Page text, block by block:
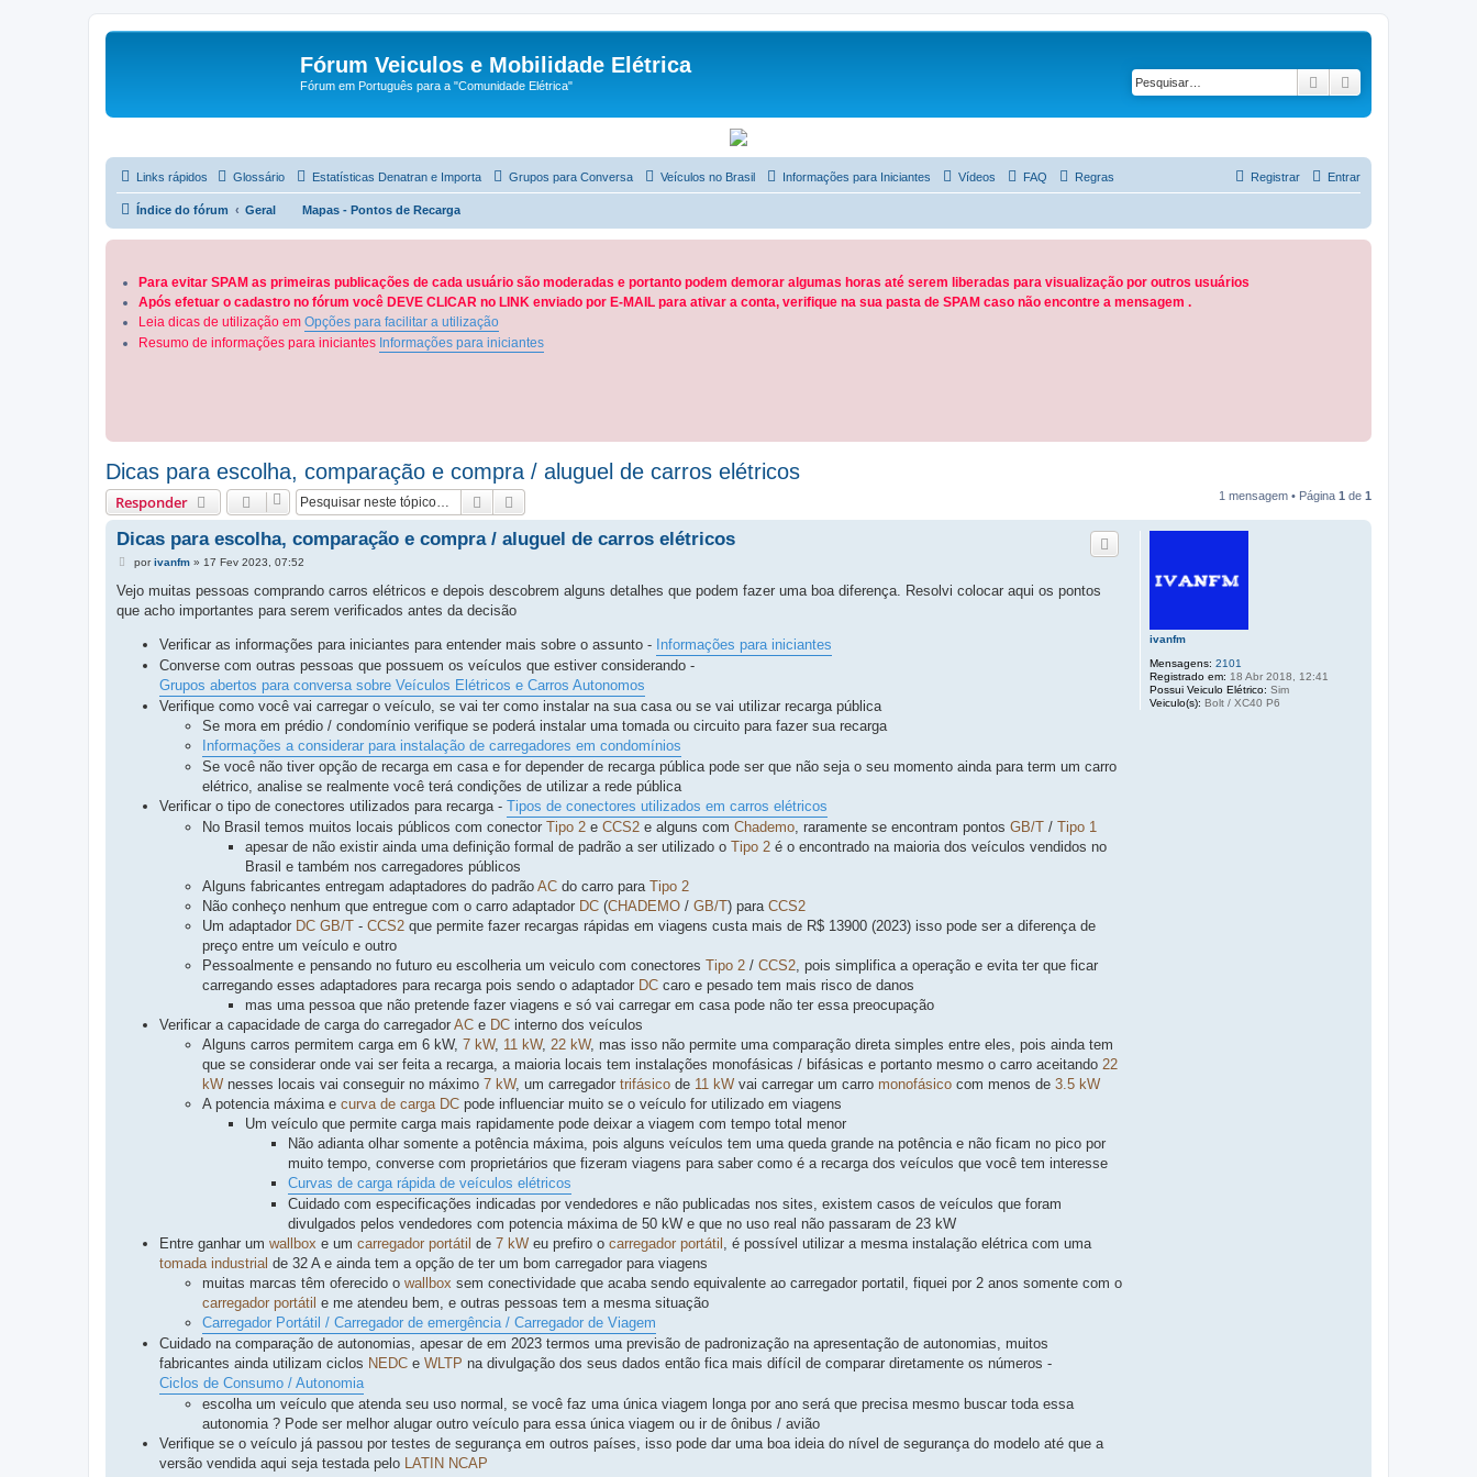
Fórum Veiculos e Mobilidade Elétrica
Fórum em Português para a "Comunidade Elétrica" Pesquisar
Links rápidos Glossário Estatísticas Denatran e Importa Grupos para Conversa Veículos no Brasil Informações para Iniciantes Vídeos FAQ Regras Entrar
Registrar
Índice do fórum Geral Mapas - Pontos de Recarga
Para evitar SPAM as primeiras publicações de cada usuário são moderadas e portanto podem demorar algumas horas até serem liberadas para visualização por outros usuários
Após efetuar o cadastro no fórum você DEVE CLICAR no LINK enviado por E-MAIL para ativar a conta, verifique na sua pasta de SPAM caso não encontre a mensagem .
Leia dicas de utilização em Opções para facilitar a utilização
Resumo de informações para iniciantes Informações para iniciantes
Dicas para escolha, comparação e compra / aluguel de carros elétricos
Responder Pesquisar 1 mensagem • Página 1 de 1
ivanfm
Mensagens: 2101
Registrado em: 18 Abr 2018, 12:41
Possui Veiculo Elétrico: Sim
Veiculo(s): Bolt / XC40 P6
Dicas para escolha, comparação e compra / aluguel de carros elétricos
M
n
s
a
porivanfm» 17 Fev 2023, 07:52
Vejo muitas pessoas comprando carros elétricos e depois descobrem alguns detalhes que podem fazer uma boa diferença. Resolvi colocar aqui os pontos
que acho importantes para serem verificados antes da decisão
Verificar as informações para iniciantes para entender mais sobre o assunto - Informações para iniciantes
Converse com outras pessoas que possuem os veículos que estiver considerando -
Grupos abertos para conversa sobre Veículos Elétricos e Carros Autonomos
Verifique como você vai carregar o veículo, se vai ter como instalar na sua casa ou se vai utilizar recarga pública
Se mora em prédio / condomínio verifique se poderá instalar uma tomada ou circuito para fazer sua recarga
Informações a considerar para instalação de carregadores em condomínios
Se você não tiver opção de recarga em casa e for depender de recarga pública pode ser que não seja o seu momento ainda para term um carro
elétrico, analise se realmente você terá condições de utilizar a rede pública
Verificar o tipo de conectores utilizados para recarga - Tipos de conectores utilizados em carros elétricos
No Brasil temos muitos locais públicos com conector Tipo 2 e CCS2 e alguns com Chademo, raramente se encontram pontos GB/T / Tipo 1
apesar de não existir ainda uma definição formal de padrão a ser utilizado o Tipo 2 é o encontrado na maioria dos veículos vendidos no
Brasil e também nos carregadores públicos
Alguns fabricantes entregam adaptadores do padrão AC do carro para Tipo 2
Não conheço nenhum que entregue com o carro adaptador DC (CHADEMO / GB/T) para CCS2
Um adaptador DC GB/T - CCS2 que permite fazer recargas rápidas em viagens custa mais de R$ 13900 (2023) isso pode ser a diferença de
preço entre um veículo e outro
Pessoalmente e pensando no futuro eu escolheria um veiculo com conectores Tipo 2 / CCS2, pois simplifica a operação e evita ter que ficar
carregando esses adaptadores para recarga pois sendo o adaptador DC caro e pesado tem mais risco de danos
mas uma pessoa que não pretende fazer viagens e só vai carregar em casa pode não ter essa preocupação
Verificar a capacidade de carga do carregador AC e DC interno dos veículos
Alguns carros permitem carga em 6 kW, 7 kW, 11 kW, 22 kW, mas isso não permite uma comparação direta simples entre eles, pois ainda tem
que se considerar onde vai ser feita a recarga, a maioria locais tem instalações monofásicas / bifásicas e portanto mesmo o carro aceitando 22
kW nesses locais vai conseguir no máximo 7 kW, um carregador trifásico de 11 kW vai carregar um carro monofásico com menos de 3.5 kW
A potencia máxima e curva de carga DC pode influenciar muito se o veículo for utilizado em viagens
Um veículo que permite carga mais rapidamente pode deixar a viagem com tempo total menor
Não adianta olhar somente a potência máxima, pois alguns veículos tem uma queda grande na potência e não ficam no pico por
muito tempo, converse com proprietários que fizeram viagens para saber como é a recarga dos veículos que você tem interesse
Curvas de carga rápida de veículos elétricos
Cuidado com especificações indicadas por vendedores e não publicadas nos sites, existem casos de veículos que foram
divulgados pelos vendedores com potencia máxima de 50 kW e que no uso real não passaram de 23 kW
Entre ganhar um wallbox e um carregador portátil de 7 kW eu prefiro o carregador portátil , é possível utilizar a mesma instalação elétrica com uma
tomada industrial de 32 A e ainda tem a opção de ter um bom carregador para viagens
muitas marcas têm oferecido o wallbox sem conectividade que acaba sendo equivalente ao carregador portatil, fiquei por 2 anos somente com o
carregador portátil e me atendeu bem, e outras pessoas tem a mesma situação
Carregador Portátil / Carregador de emergência / Carregador de Viagem
Cuidado na comparação de autonomias, apesar de em 2023 termos uma previsão de padronização na apresentação de autonomias, muitos
fabricantes ainda utilizam ciclos NEDC e WLTP na divulgação dos seus dados então fica mais difícil de comparar diretamente os números -
Ciclos de Consumo / Autonomia
escolha um veículo que atenda seu uso normal, se você faz uma única viagem longa por ano será que precisa mesmo buscar toda essa
autonomia ? Pode ser melhor alugar outro veículo para essa única viagem ou ir de ônibus / avião
Verifique se o veículo já passou por testes de segurança em outros países, isso pode dar uma boa ideia do nível de segurança do modelo até que a
versão vendida aqui seja testada pelo LATIN NCAP